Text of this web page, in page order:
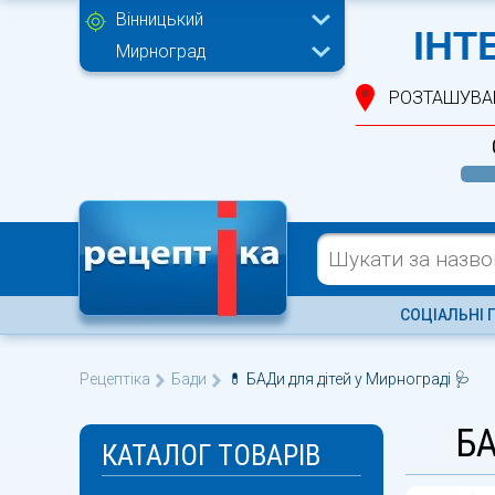
Вінницький
Мирноград
СОЦІАЛЬНІ
Рецептіка Бади 💊 БАДи для дітей у Мирнограді 🩺
КАТАЛОГ ТОВАРІВ